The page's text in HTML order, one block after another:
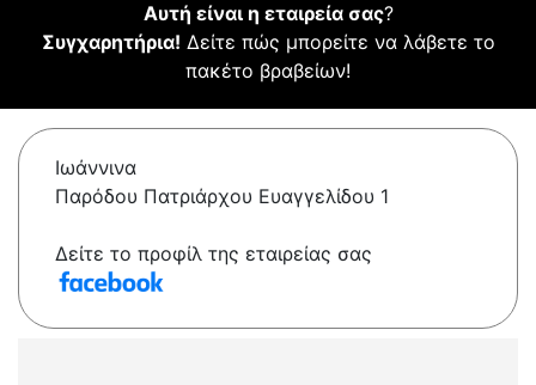
Αυτή είναι η εταιρεία σας?
Συγχαρητήρια! Δείτε πώς μπορείτε να λάβετε το
πακέτο βραβείων!
Ιωάννινα
Παρόδου Πατριάρχου Ευαγγελίδου 1
Δείτε το προφίλ της εταιρείας σας